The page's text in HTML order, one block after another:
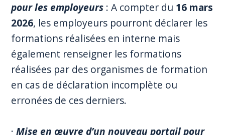
pour les employeurs : A compter du 16 mars
2026, les employeurs pourront déclarer les
formations réalisées en interne mais
également renseigner les formations
réalisées par des organismes de formation
en cas de déclaration incomplète ou
erronées de ces derniers.
·Mise en œuvre d’un nouveau portail pour